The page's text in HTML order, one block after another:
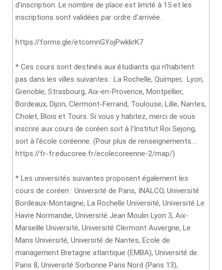
d'inscription. Le nombre de place est limité à 15 et les
inscriptions sont validées par ordre d’arrivée.
https://forms.gle/etcomnGYojPwkkrK7
* Ces cours sont destinés aux étudiants qui n’habitent
pas dans les villes suivantes : La Rochelle, Quimper, Lyon,
Grenoble, Strasbourg, Aix-en-Provence, Montpellier,
Bordeaux, Dijon, Clermont-Ferrand, Toulouse, Lille, Nantes,
Cholet, Blois et Tours. Si vous y habitez, merci de vous
inscrire aux cours de coréen soit à l'Institut Roi Sejong,
soit à l'école coréenne. (Pour plus de renseignements...:
https://fr-fr.educoree.fr/ecolecoreenne-2/map/)
* Les universités suivantes proposent également les
cours de coréen : Université de Paris, INALCO, Université
Bordeaux-Montaigne, La Rochelle Université, Université Le
Havre Normandie, Université Jean Moulin Lyon 3, Aix-
Marseille Université, Université Clermont Auvergne, Le
Mans Université, Université de Nantes, Ecole de
management Bretagne atlantique (EMBA), Université de
Paris 8, Université Sorbonne Paris Nord (Paris 13),